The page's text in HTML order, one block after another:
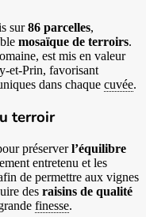
sur86 parcelles,
mosaïque de terroirs.
est mis en valeur
et-Prin, favorisant
dans chaque cuvée.
terroir
préserverl’équilibre
entretenu et les
de permettre aux vignes
des raisins de qualité
finesse.